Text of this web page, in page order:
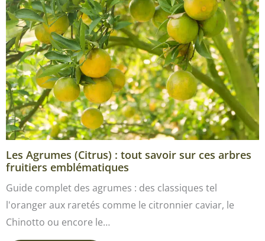
Les Agrumes (Citrus) : tout savoir sur ces arbres
fruitiers emblématiques
Guide complet des agrumes : des classiques tel
l'oranger aux raretés comme le citronnier caviar, le
Chinotto ou encore le…